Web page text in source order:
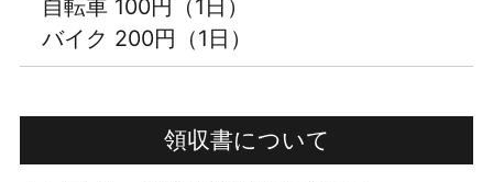
自転車 100円（1日）
バイク 200円（1日）
領収書について